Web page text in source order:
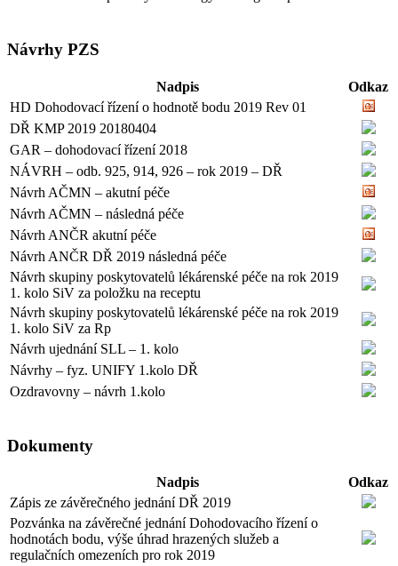
Návrhy PZS
Nadpis
Odkaz
HD Dohodovací řízení o hodnotě bodu 2019 Rev 01
DŘ KMP 2019 20180404
GAR – dohodovací řízení 2018
NÁVRH – odb. 925, 914, 926 – rok 2019 – DŘ
Návrh AČMN – akutní péče
Návrh AČMN – následná péče
Návrh ANČR akutní péče
Návrh ANČR DŘ 2019 následná péče
Návrh skupiny poskytovatelů lékárenské péče na rok 2019
1. kolo SiV za položku na receptu
Návrh skupiny poskytovatelů lékárenské péče na rok 2019
1. kolo SiV za Rp
Návrh ujednání SLL – 1. kolo
Návrhy – fyz. UNIFY 1.kolo DŘ
Ozdravovny – návrh 1.kolo
Dokumenty
Nadpis
Odkaz
Zápis ze závěrečného jednání DŘ 2019
Pozvánka na závěrečné jednání Dohodovacího řízení o
hodnotách bodu, výše úhrad hrazených služeb a
regulačních omezeních pro rok 2019